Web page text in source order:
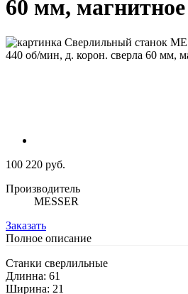
60 мм, магнитное
100 220 руб.
Производитель
MESSER
Заказать
Полное описание
Станки сверлильные
Длинна: 61
Ширина: 21